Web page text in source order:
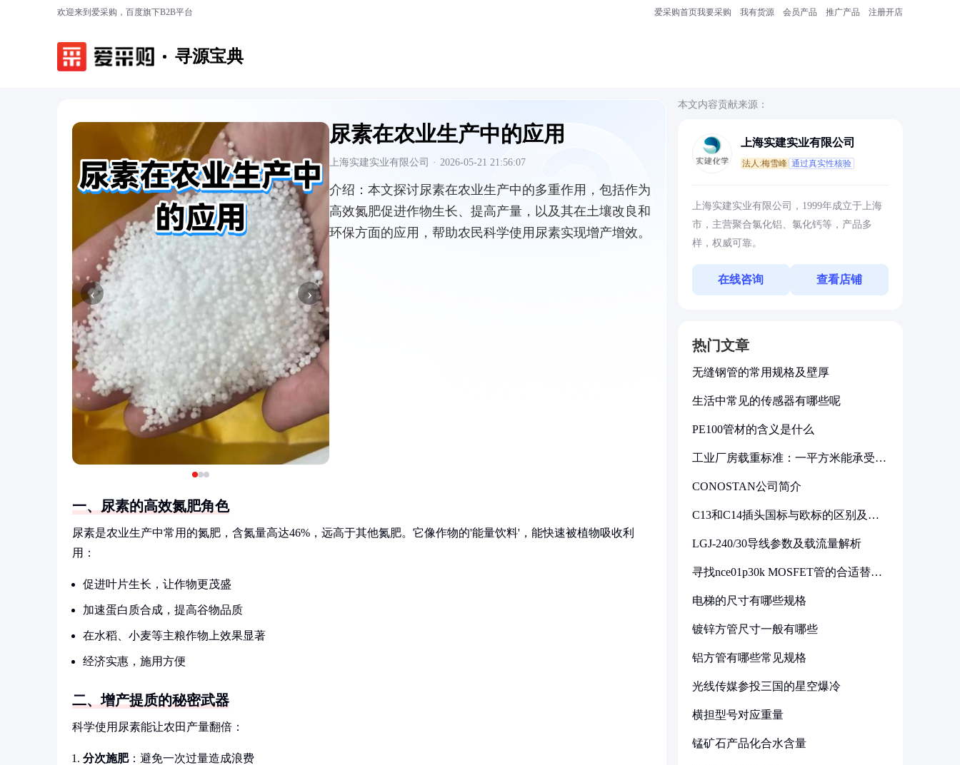
欢迎来到爱采购，百度旗下B2B平台 爱采购首页我要采购 我有货源 会员产品 推广产品 注册开店
寻源宝典
‹ ›
尿素在农业生产中的应用
上海实建实业有限公司 · 2026-05-21 21:56:07
介绍： 本文探讨尿素在农业生产中的多重作用，包括作为
高效氮肥促进作物生长、提高产量，以及其在土壤改良和
环保方面的应用，帮助农民科学使用尿素实现增产增效。
一、尿素的高效氮肥角色
尿素是农业生产中常用的氮肥，含氮量高达46%，远高于其他氮肥。它像作物的'能量饮料'，能快速被植物吸收利
用：
促进叶片生长，让作物更茂盛
加速蛋白质合成，提高谷物品质
在水稻、小麦等主粮作物上效果显著
经济实惠，施用方便
二、增产提质的秘密武器
科学使用尿素能让农田产量翻倍：
分次施肥：避免一次过量造成浪费
本文内容贡献来源：
上海实建实业有限公司
法人:梅雪峰 通过真实性核验
上海实建实业有限公司，1999年成立于上海
市，主营聚合氯化铝、氯化钙等，产品多
样，权威可靠。
在线咨询 查看店铺
热门文章
无缝钢管的常用规格及壁厚
生活中常见的传感器有哪些呢
PE100管材的含义是什么
工业厂房载重标准：一平方米能承受多
CONOSTAN公司简介
C13和C14插头国标与欧标的区别及其
LGJ-240/30导线参数及载流量解析
寻找nce01p30k MOSFET管的合适替代
电梯的尺寸有哪些规格
镀锌方管尺寸一般有哪些
铝方管有哪些常见规格
光线传媒参投三国的星空爆冷
横担型号对应重量
锰矿石产品化合水含量